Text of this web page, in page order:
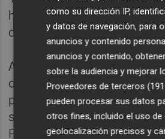
horarios comerciales se
debate.
Al respecto, ha
de Comercio Sostenible "no
problemática de los
sino que crea una nueva
Promoción Económicas
como su dirección IP,
y datos de navegación, para
anuncios y contenido
anuncios y contenido,
sobre la audiencia y mejorar
Proveedores de terceros
pueden procesar sus datos
otros fines, incluido el uso de
geolocalización precisos y